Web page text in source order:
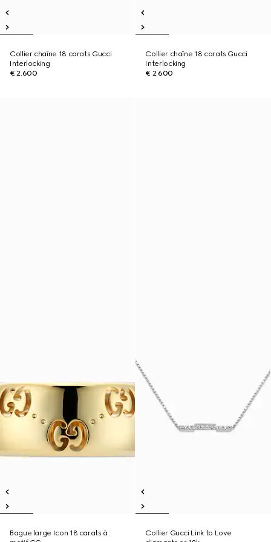
Collier chaîne 18 carats Gucci
Interlocking
€ 2.600
Collier chaîne 18 carats Gucci
Interlocking
€ 2.600
Bague large Icon 18 carats à
Collier Gucci Link to Love